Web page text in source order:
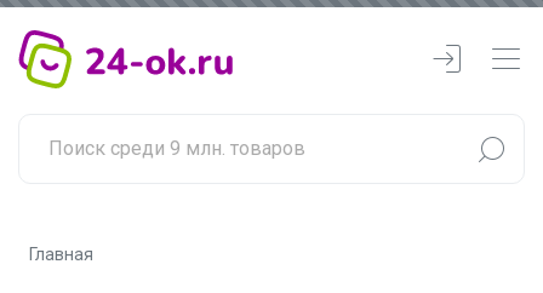
Главная